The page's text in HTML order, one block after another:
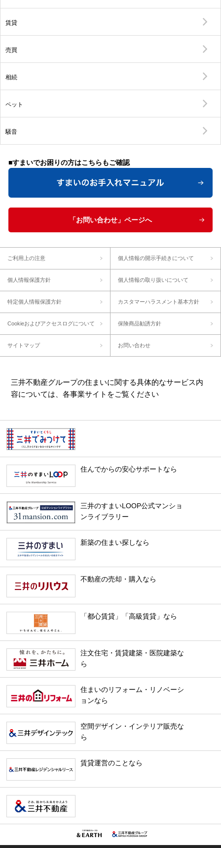
賃貸
売買
相続
ペット
騒音
■すまいでお困りの方はこちらもご確認
「お問い合わせ」ページへ
ご利用上の注意 個人情報の開示手続きについて
個人情報保護方針 個人情報の取り扱いについて
特定個人情報保護方針 カスタマーハラスメント基本方針
Cookieおよびアクセスログについて 保険商品勧誘方針
サイトマップ お問い合わせ
三井不動産グループの住まいに関する具体的なサービス内
容については、各事業サイトをご覧ください
住んでからの安心サポートなら
三井のすまいLOOP公式マンショ
ンライブラリー
新築の住まい探しなら
不動産の売却・購入なら
「都心賃貸」「高級賃貸」なら
注文住宅・賃貸建築・医院建築な
ら
住まいのリフォーム・リノベーシ
ョンなら
空間デザイン・インテリア販売な
ら
賃貸運営のことなら